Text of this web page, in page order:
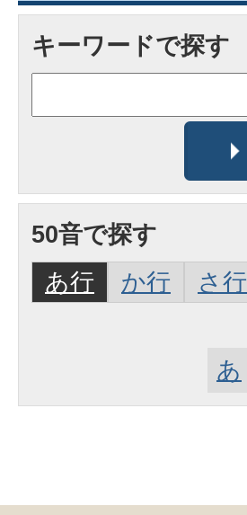
キーワードで探す
50音で探す
あ行
か行 さ行
あ